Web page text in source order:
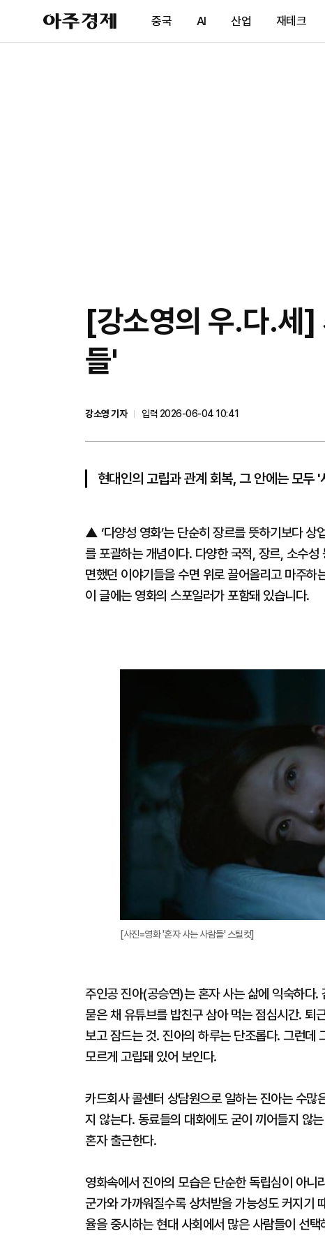
아
주
제
중국 AI 산업 재테크
[강소영의 우.다.세]
들'
강소영 기자
입력 2026-06-04 10:41
현대인의 고립과 관계 회복, 그 안에는 모두
▲ ‘다양성 영화’는 단순히 장르를 뜻하기보다 상
를 포괄하는 개념이다. 다양한 국적, 장르, 소수
면했던 이야기들을 수면 위로 끌어올리고 마주
이 글에는 영화의 스포일러가 포함돼 있습니다.
[사진=영화 '혼자 사는 사람들' 스틸컷]
주인공 진아(공승연)는 혼자 사는 삶에 익숙하다
묻은 채 유튜브를 밥친구 삼아 먹는 점심시간.
보고 잠드는 것. 진아의 하루는 단조롭다. 그런데
모르게 고립돼 있어 보인다.
카드회사 콜센터 상담원으로 일하는 진아는 수많
지 않는다. 동료들의 대화에도 굳이 끼어들지 않
혼자 출근한다.
영화속에서 진아의 모습은 단순한 독립심이 아
군가와 가까워질수록 상처받을 가능성도 커지기
율을 중시하는 현대 사회에서 많은 사람들이 선